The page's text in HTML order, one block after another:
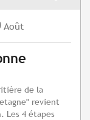
Août
de la
revient
Les 4 étapes